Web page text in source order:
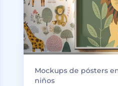
Mockups de pósters
niños